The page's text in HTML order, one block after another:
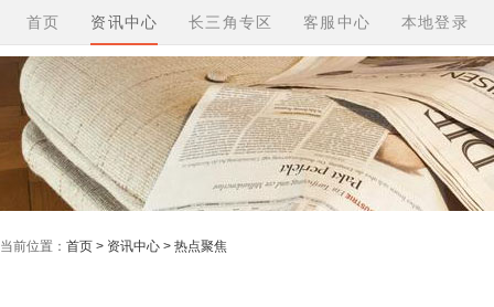
首页 资讯中心 长三角专区 客服中心 本地登录
当前位置： 首页 > 资讯中心 > 热点聚焦